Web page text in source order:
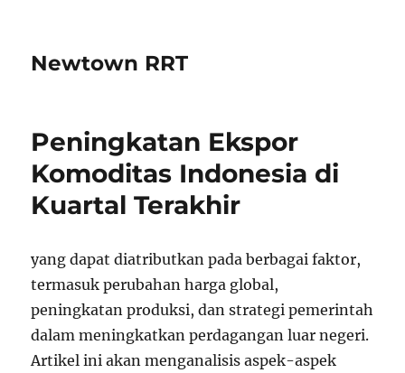
Newtown RRT
Peningkatan Ekspor
Komoditas Indonesia di
Kuartal Terakhir
yang dapat diatributkan pada berbagai faktor,
termasuk perubahan harga global,
peningkatan produksi, dan strategi pemerintah
dalam meningkatkan perdagangan luar negeri.
Artikel ini akan menganalisis aspek-aspek